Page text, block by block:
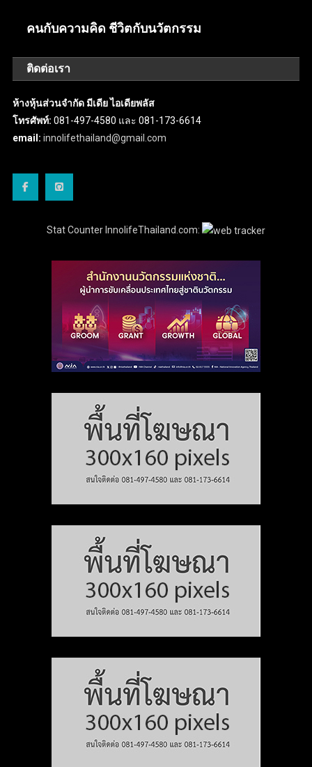
คนกับความคิด ชีวิตกับนวัตกรรม
ติดต่อเรา
ห้างหุ้นส่วนจำกัด มีเดีย ไอเดียพลัส
โทรศัพท์: 081-497-4580 และ 081-173-6614
email: innolifethailand@gmail.com
Stat Counter InnolifeThailand.com: